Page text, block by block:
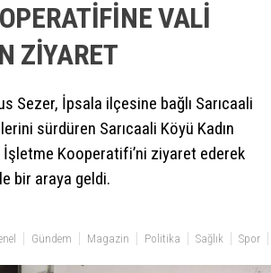
VALİ
ZİYARET
Sezer, İpsala ilçesine bağlı Sarıcaali
sürdüren Sarıcaali Köyü Kadın
Kooperatifi’ni ziyaret ederek
bir araya geldi.
Gündem Magazin Politika Sağlık Spor